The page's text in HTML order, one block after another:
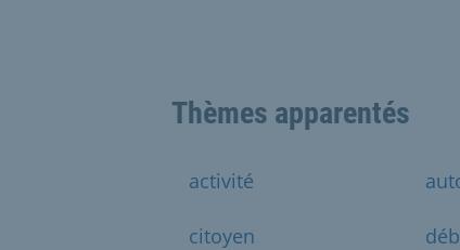
Thèmes apparentés
activité
citoyen